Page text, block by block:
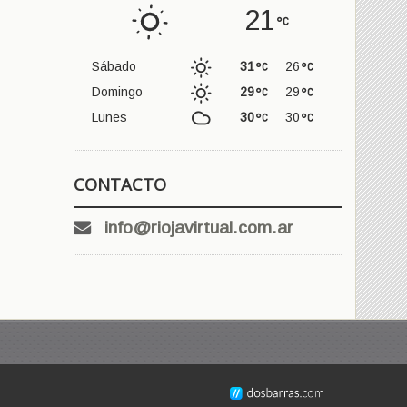
21
Sábado 26
31
Domingo
29
29
Lunes
30
30
CONTACTO
info@riojavirtual.com.ar